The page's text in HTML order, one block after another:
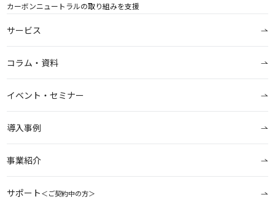
カーボンニュートラルの取り組みを支援
サービス
コラム・資料
イベント・セミナー
導入事例
事業紹介
サポート＜ご契約中の方＞